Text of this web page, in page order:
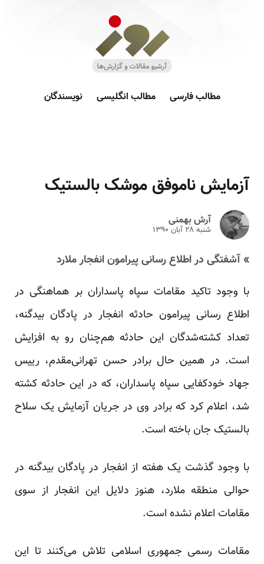
مطالب فارسی مطالب انگلیسی نویسندگان
آزمایش ناموفق موشک بالستیک
آرش بهمنی
شنبه ۲۸ آبان ۱۳۹۰
» آشفتگی در اطلاع رسانی پیرامون انفجار ملارد
با وجود تاکید مقامات سپاه پاسداران بر هماهنگی در
اطلاع رسانی پیرامون حادثه انفجار در پادگان بیدگنه،
تعداد کشته‌شدگان این حادثه هم‌چنان رو به افزایش
است. در همین حال برادر حسن تهرانی‌مقدم، رییس
جهاد خودکفایی سپاه پاسداران، که در این حادثه کشته
شد، اعلام کرد که برادر وی در جریان آزمایش یک سلاح
بالستیک جان باخته است.
با وجود گذشت یک هفته از انفجار در پادگان بیدگنه در
حوالی منطقه ملارد، هنوز دلایل این انفجار از سوی
مقامات اعلام نشده است.
مقامات رسمی جمهوری اسلامی تلاش می‌کنند تا این